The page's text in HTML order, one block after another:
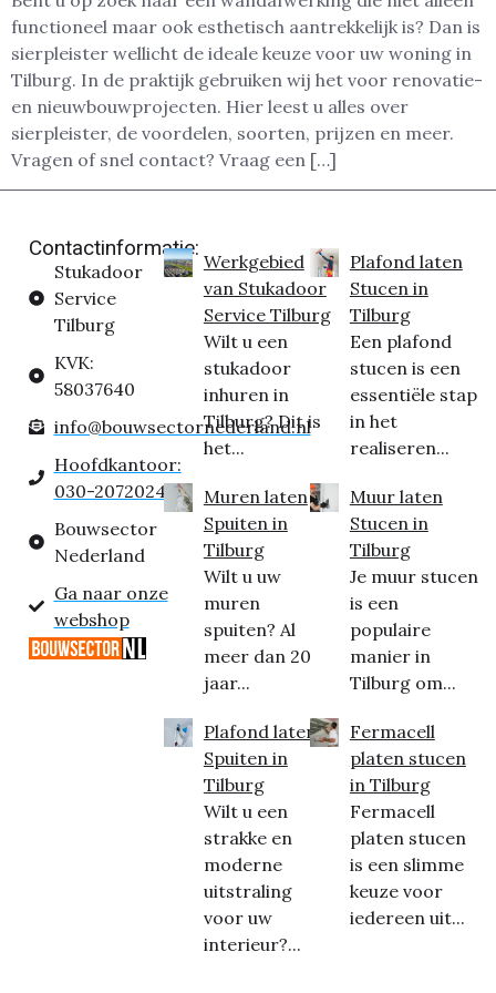
functioneel maar ook esthetisch aantrekkelijk is? Dan is
sierpleister wellicht de ideale keuze voor uw woning in
Tilburg. In de praktijk gebruiken wij het voor renovatie-
en nieuwbouwprojecten. Hier leest u alles over
sierpleister, de voordelen, soorten, prijzen en meer.
Vragen of snel contact? Vraag een […]
Contactinformatie:
Stukadoor
Service
Tilburg
KVK:
58037640
info@bouwsectornederland.nl
Hoofdkantoor:
030-2072024
Bouwsector
Nederland
Ga naar onze
webshop
Werkgebied
van Stukadoor
Service Tilburg
Wilt u een
stukadoor
inhuren in
Tilburg? Dit is
het...
Muren laten
Spuiten in
Tilburg
Wilt u uw
muren
spuiten? Al
meer dan 20
jaar...
Plafond laten
Spuiten in
Tilburg
Wilt u een
strakke en
moderne
uitstraling
voor uw
interieur?...
Plafond laten
Stucen in
Tilburg
Een plafond
stucen is een
essentiële stap
in het
realiseren...
Muur laten
Stucen in
Tilburg
Je muur stucen
is een
populaire
manier in
Tilburg om...
Fermacell
platen stucen
in Tilburg
Fermacell
platen stucen
is een slimme
keuze voor
iedereen uit...